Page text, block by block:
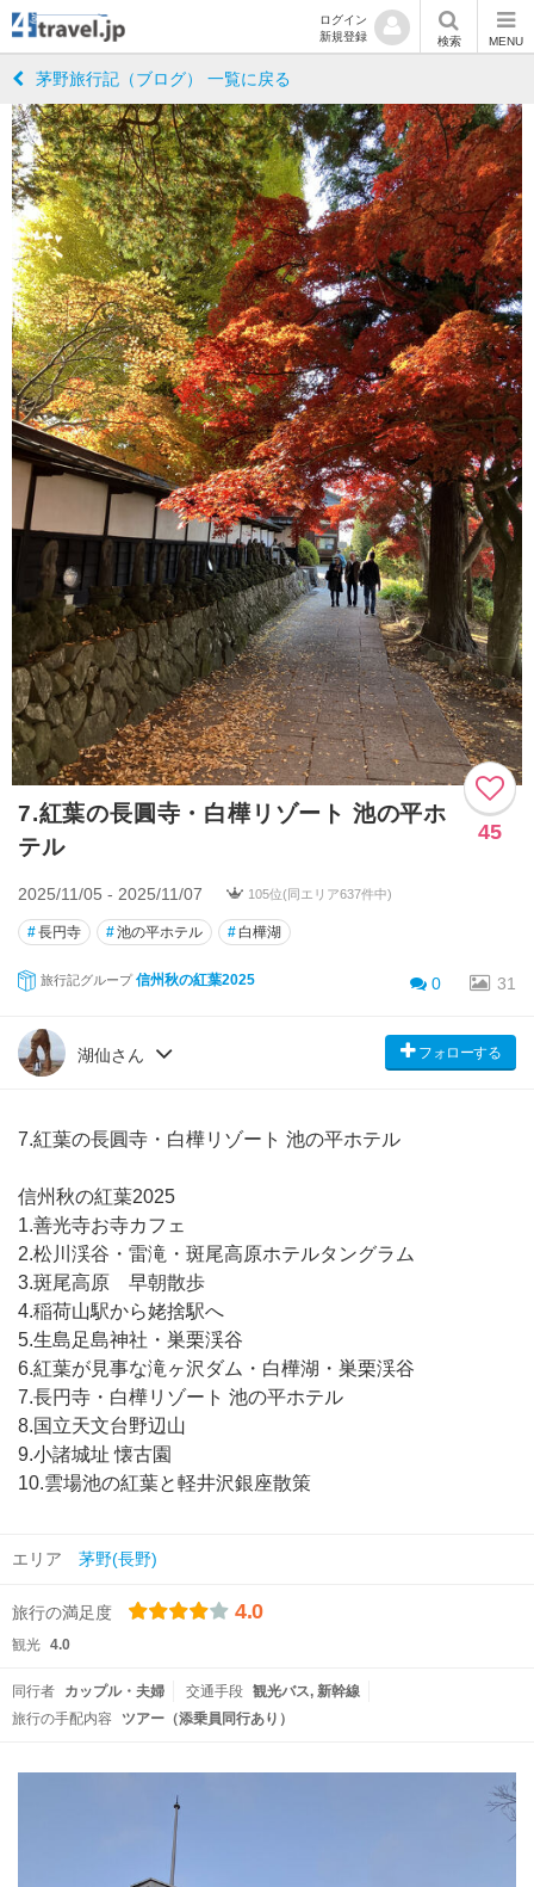
ログイン
新規登録
検索 MENU
茅野旅行記（ブログ） 一覧に戻る
7.紅葉の長圓寺・白樺リゾート 池の平ホ
テル
45
2025/11/05 - 2025/11/07 105位(同エリア637件中)
#長円寺 #池の平ホテル # 白樺湖
旅行記グループ 信州秋の紅葉2025 0 31
湖仙さん フォローする
7.紅葉の長圓寺・白樺リゾート 池の平ホテル
信州秋の紅葉2025
1.善光寺お寺カフェ
2.松川渓谷・雷滝・斑尾高原ホテルタングラム
3.斑尾高原 早朝散歩
4.稲荷山駅から姥捨駅へ
5.生島足島神社・巣栗渓谷
6.紅葉が見事な滝ヶ沢ダム・白樺湖・巣栗渓谷
7.長円寺・白樺リゾート 池の平ホテル
8.国立天文台野辺山
9.小諸城址 懐古園
10.雲場池の紅葉と軽井沢銀座散策
エリア 茅野(長野)
旅行の満足度 4.0
観光 4.0
同行者 カップル・夫婦 交通手段 観光バス 新幹線
旅行の手配内容
ツアー（添乗員同行あり）